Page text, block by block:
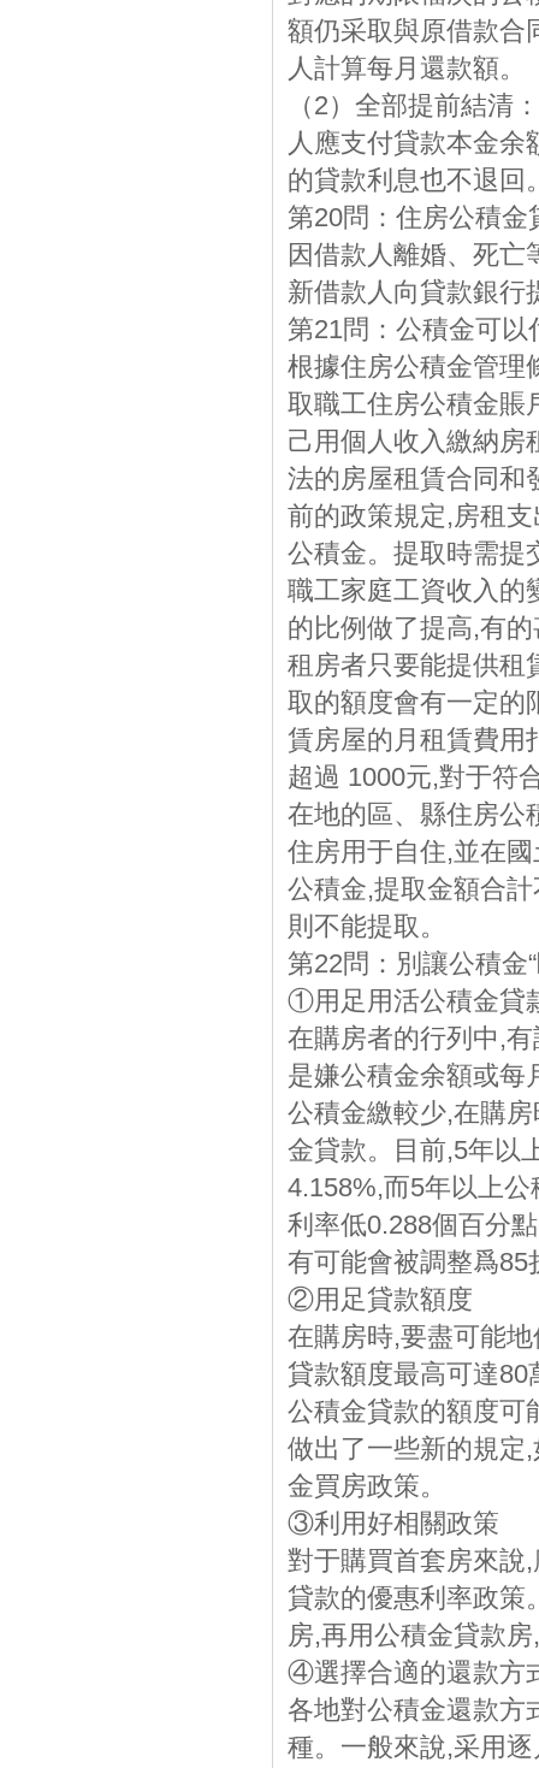
額仍采取與原借款合
人計算每月還款額。
（2）全部提前結清
人應支付貸款本金余
的貸款利息也不退回
第20問：住房公積
因借款人離婚、死亡
新借款人向貸款銀行
第21問：公積金可
根據住房公積金管理
取職工住房公積金賬
己用個人收入繳納房
法的房屋租賃合同和
前的政策規定,房租
公積金。提取時需提
職工家庭工資收入的
的比例做了提高,有
租房者只要能提供租
取的額度會有一定的
賃房屋的月租賃費用
超過 1000元,對于符
在地的區、縣住房公
住房用于自住,並在
公積金,提取金額合
則不能提取。
第22問：別讓公積金
①用足用活公積金貸
在購房者的行列中,
是嫌公積金余額或每
公積金繳較少,在購
金貸款。目前,5年以
4.158%,而5年以上
利率低0.288個百分
有可能會被調整爲
②用足貸款額度
在購房時,要盡可能
貸款額度最高可達
公積金貸款的額度可
做出了一些新的規定
金買房政策。
③利用好相關政策
對于購買首套房來說
貸款的優惠利率政策
房,再用公積金貸款
④選擇合適的還款方
各地對公積金還款方
種。一般來說,采用